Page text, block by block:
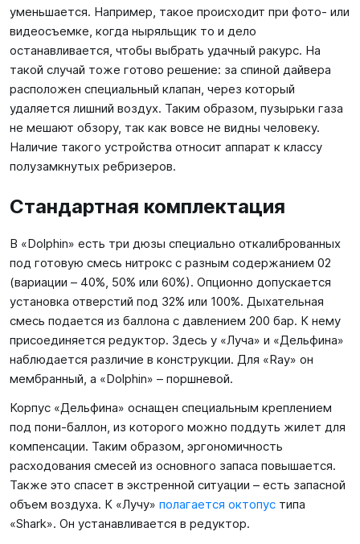
уменьшается. Например, такое происходит при фото- или
видеосъемке, когда ныряльщик то и дело
останавливается, чтобы выбрать удачный ракурс. На
такой случай тоже готово решение: за спиной дайвера
расположен специальный клапан, через который
удаляется лишний воздух. Таким образом, пузырьки газа
не мешают обзору, так как вовсе не видны человеку.
Наличие такого устройства относит аппарат к классу
полузамкнутых ребризеров.
Стандартная комплектация
В «Dolphin» есть три дюзы специально откалиброванных
под готовую смесь нитрокс с разным содержанием 02
(вариации – 40%, 50% или 60%). Опционно допускается
установка отверстий под 32% или 100%. Дыхательная
смесь подается из баллона с давлением 200 бар. К нему
присоединяется редуктор. Здесь у «Луча» и «Дельфина»
наблюдается различие в конструкции. Для «Ray» он
мембранный, а «Dolphin» – поршневой.
Корпус «Дельфина» оснащен специальным креплением
под пони-баллон, из которого можно поддуть жилет для
компенсации. Таким образом, эргономичность
расходования смесей из основного запаса повышается.
Также это спасет в экстренной ситуации – есть запасной
объем воздуха. К «Лучу» полагается октопус типа
«Shark». Он устанавливается в редуктор.